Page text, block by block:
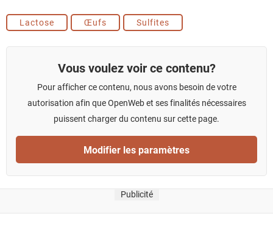
Lactose Œufs Sulfites
Vous voulez voir ce contenu?
Pour afficher ce contenu, nous avons besoin de votre
autorisation afin que OpenWeb et ses finalités nécessaires
puissent charger du contenu sur cette page.
Modifier les paramètres
Publicité